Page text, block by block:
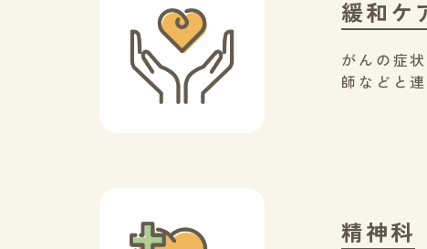
緩和ケ
がんの症
師などと
精神科